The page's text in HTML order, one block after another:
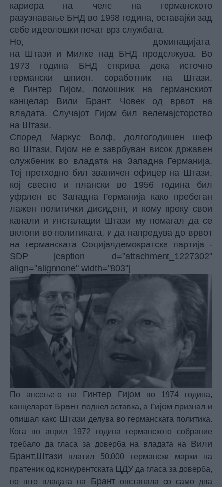
кариера на чело на германското
разузнавање БНД во 1968 година, оставајќи зад
себе идеолошки печат врз службата.
Но, доминацијатa
на Штази и Милке над БНД продолжува. Во
1973 година БНД открива дека источно
германски шпион, соработник на Штази,
е Гинтер Гијом, помошник на германскиот
канцелар Вили Брант. Човек од врвот на
владата. Случајот Гијом бил велемајсторство
на Штази.
Според Маркус Волф, долгогодишен шеф
во Штази, Гијом не е заврбуван висок државен
службеник во владата на Западна Германија.
Тој претходно бил званичен офицер на Штази,
кој свесно и плански во 1956 година бил
уфрлен во Западна Германија како пребеган
лажен политички дисидент, и кому преку свои
канали и инсталации Штази му помагал да се
вклопи во политиката, и да напредува до врвот
на германската Социјалдемократска партија -
SDP [caption id="attachment_1227302"
align="alignnone" width="803"]
По апсењето на Гинтер Гијом во 1974 година,
канцеларот Брантподнел оставка, а Гијом признал и
опишал како Штази делува во германската политика.
Кога во април 1972 година германското собрание
требало да гласа за доверба на владата на Вили
Брант,Штази платил 50.000 германски марки на
пратеник од конкурентската ЦДУда гласа за доверба,
по што владата на Брантопстанала со само два